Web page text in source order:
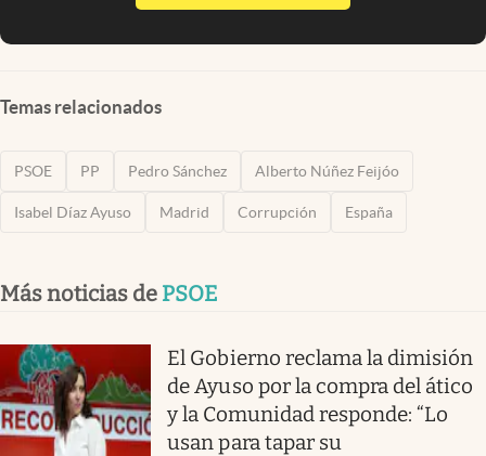
Temas relacionados
PSOE PP Pedro Sánchez Alberto Núñez Feijóo
Isabel Díaz Ayuso Madrid Corrupción España
Más noticias de PSOE
El Gobierno reclama la dimisión
de Ayuso por la compra del ático
y la Comunidad responde: “Lo
usan para tapar su